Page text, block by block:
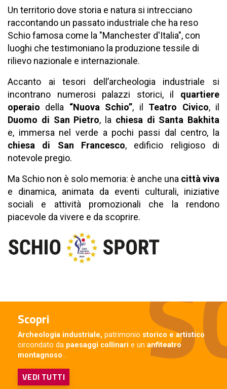
Un territorio dove storia e natura si intrecciano
raccontando un passato industriale che ha reso
Schio famosa come la "Manchester d'Italia", con
luoghi che testimoniano la produzione tessile di
rilievo nazionale e internazionale.
Accanto ai tesori dell’archeologia industriale si
incontrano numerosi palazzi storici, il quartiere
operaio della “Nuova Schio”, il Teatro Civico, il
Duomo di San Pietro, la chiesa di Santa Bakhita
e, immersa nel verde a pochi passi dal centro, la
chiesa di San Francesco, edificio religioso di
notevole pregio.
Ma Schio non è solo memoria: è anche una città viva
e dinamica, animata da eventi culturali, iniziative
sociali e attività promozionali che la rendono
piacevole da vivere e da scoprire.
Scopri
Archeologia industriale, patrimonio storico e artistico
circondato da paesaggi collinari e un anfiteatro
montagnoso...
VEDI TUTTI